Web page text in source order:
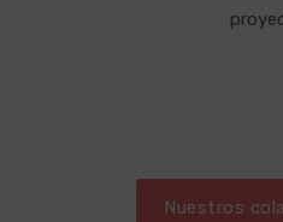
Nuestros